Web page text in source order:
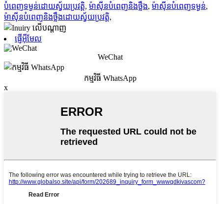
បំពេញទម្ងន់ដោយស្វ័យប្រវត្តិ, ម៉ាស៊ីនបំពេញនិងថ្លឹង, ម៉ាស៊ីនបំពេញទម្ងន់,
ម៉ាស៊ីនបំពេញនិងថ្លឹងដោយស្វ័យប្រវត្តិ,
ផ្ញើអ៊ីមែល
WeChat
កម្មវិធី WhatsApp
x